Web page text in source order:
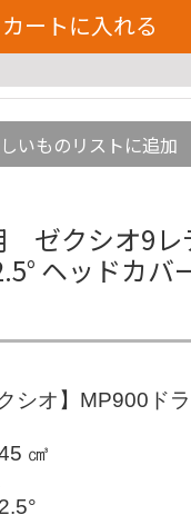
カートに入れる
いものリストに追加
ゼクシオ9レ
ヘッドカバ
シオ】MP900ド
㎤